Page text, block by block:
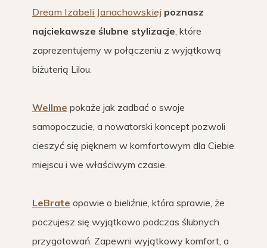
Dream Izabeli Janachowskiej poznasz
najciekawsze ślubne stylizacje, które
zaprezentujemy w połączeniu z wyjątkową
biżuterią Lilou.
Wellme pokaże jak zadbać o swoje
samopoczucie, a nowatorski koncept pozwoli
cieszyć się pięknem w komfortowym dla Ciebie
miejscu i we właściwym czasie.
LeBrate opowie o bieliźnie, która sprawie, że
poczujesz się wyjątkowo podczas ślubnych
przygotowań. Zapewni wyjątkowy komfort, a